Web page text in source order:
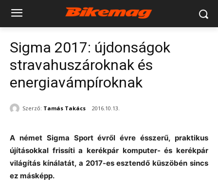
Sigma 2017: újdonságok
stravahuszároknak és
energiavámpíroknak
Szerző: Tamás Takács 2016.10.13.
A német Sigma Sport évről évre ésszerű, praktikus
újításokkal frissíti a kerékpár komputer- és kerékpár
világítás kínálatát, a 2017-es esztendő küszöbén sincs
ez másképp.